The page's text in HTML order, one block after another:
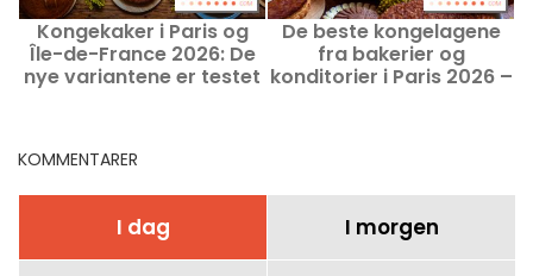
Kongekaker i Paris og
Île-de-France 2026: De
nye variantene er testet
De beste kongelagene
fra bakerier og
konditorier i Paris 2026 –
KOMMENTARER
I dag I morgen